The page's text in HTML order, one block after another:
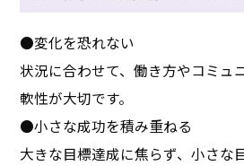
●変化を恐れない
状況に合わせて、働き方やコミュ
軟性が大切です。
●小さな成功を積み重ねる
大きな目標達成に焦らず、小さな